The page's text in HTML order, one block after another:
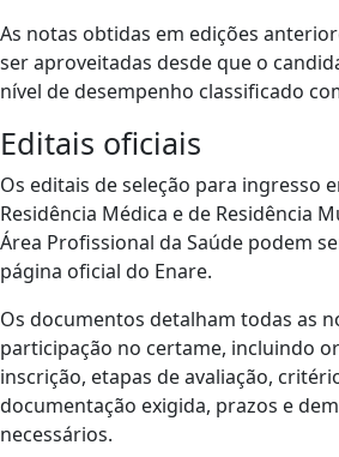
As notas obtidas em edições
ser aproveitadas desde que o
nível de desempenho classificado
Editais oficiais
Os editais de seleção para ingresso
Residência Médica e de Residência
Área Profissional da Saúde podem
página oficial do Enare.
Os documentos detalham todas as
participação no certame, incluindo
inscrição, etapas de avaliação,
documentação exigida, prazos e
necessários.